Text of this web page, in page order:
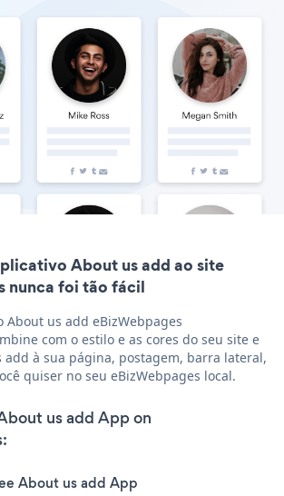
About us add ao site
nunca foi tão fácil
About us add eBizWebpages
com o estilo e as cores do seu site e
add à sua página, postagem, barra lateral,
quiser no seu eBizWebpages local.
us add App on
About us add App